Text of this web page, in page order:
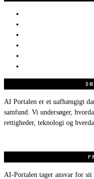
AI Portalen er et uafhængigt
samfund. Vi undersøger,
rettigheder, teknologi og
AI-Portalen tager ansvar for